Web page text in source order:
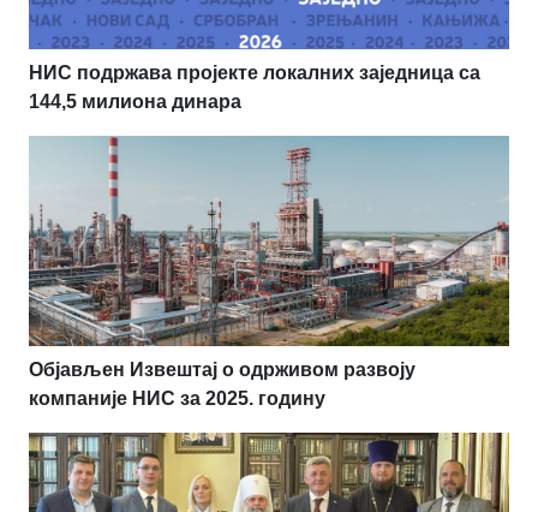
НИС подржава пројекте локалних заједница са
144,5 милиона динара
Објављен Извештај о одрживом развоју
компаније НИС за 2025. годину